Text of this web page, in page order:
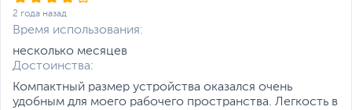
печатающих головки
FINE (черная и цветная)
2 года назад
Время использования:
несколько месяцев
Достоинства:
Компактный размер устройства оказался очень
удобным для моего рабочего пространства. Легкость в